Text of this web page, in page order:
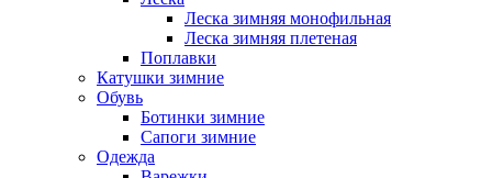
Леска зимняя монофильная
Леска зимняя плетеная
Поплавки
Катушки зимние
Обувь
Ботинки зимние
Сапоги зимние
Одежда